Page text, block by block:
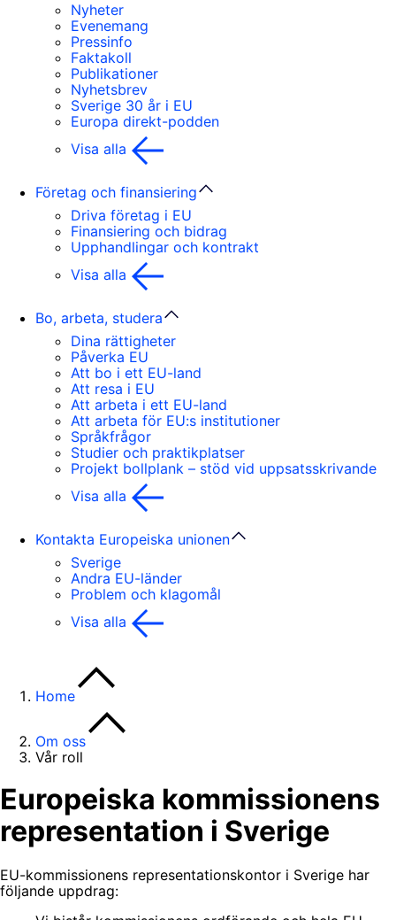
Nyheter
Evenemang
Pressinfo
Faktakoll
Publikationer
Nyhetsbrev
Sverige 30 år i EU
Europa direkt-podden
Visa alla
Företag och finansiering
Driva företag i EU
Finansiering och bidrag
Upphandlingar och kontrakt
Visa alla
Bo, arbeta, studera
Dina rättigheter
Påverka EU
Att bo i ett EU-land
Att resa i EU
Att arbeta i ett EU-land
Att arbeta för EU:s institutioner
Språkfrågor
Studier och praktikplatser
Projekt bollplank – stöd vid uppsatsskrivande
Visa alla
Kontakta Europeiska unionen
Sverige
Andra EU-länder
Problem och klagomål
Visa alla
Home
Om oss
Vår roll
Europeiska kommissionens
representation i Sverige
EU-kommissionens representationskontor i Sverige har
följande uppdrag: